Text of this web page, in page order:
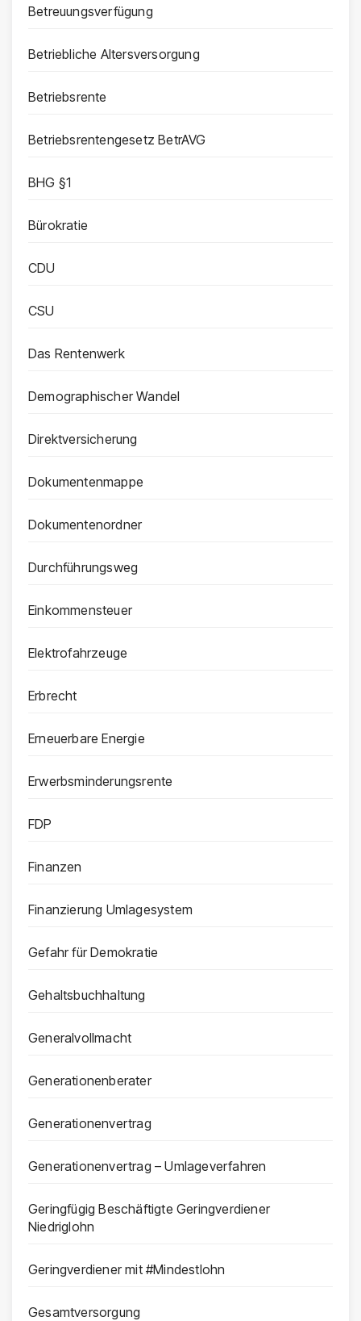
Betreuungsverfügung
Betriebliche Altersversorgung
Betriebsrente
Betriebsrentengesetz BetrAVG
BHG §1
Bürokratie
CDU
CSU
Das Rentenwerk
Demographischer Wandel
Direktversicherung
Dokumentenmappe
Dokumentenordner
Durchführungsweg
Einkommensteuer
Elektrofahrzeuge
Erbrecht
Erneuerbare Energie
Erwerbsminderungsrente
FDP
Finanzen
Finanzierung Umlagesystem
Gefahr für Demokratie
Gehaltsbuchhaltung
Generalvollmacht
Generationenberater
Generationenvertrag
Generationenvertrag – Umlageverfahren
Geringfügig Beschäftigte Geringverdiener
Niedriglohn
Geringverdiener mit #Mindestlohn
Gesamtversorgung